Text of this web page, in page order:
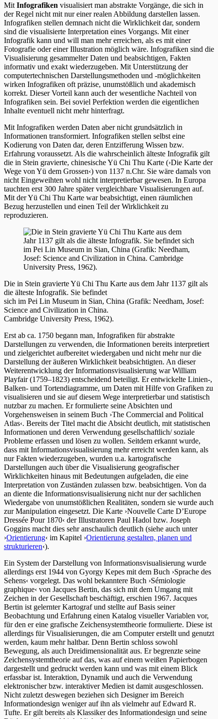
Mit Infografiken visualisiert man abstrakte Vorgänge, die sich in
der Regel nicht mit nur einer realen Abbildung darstellen lassen.
Infografiken stellen demnach nicht die Wirklichkeit dar, sondern
sind die visualisierte Interpretation eines Vorgangs. Mit einer
Infografik kann und will man mehr erreichen, als es mit einer
Fotografie oder einer Illustration möglich wäre. Infografiken sind die
Visualisierung gesammelter Daten und beabsichtigen, Fakten
informativ und exakt wiederzugeben. Mit Unterstützung der
computertechnischen Darstellungsmethoden und -möglichkeiten
wirken Infografiken oft präzise, unumstößlich und akademisch
korrekt. Dieser Vorteil kann auch der wesentliche Nachteil von
Infografiken sein. Bei soviel Perfektion werden die eigentlichen
Inhalte eventuell nicht mehr hinterfragt.
Mit Infografiken werden Daten aber nicht grundsätzlich in
Informationen transformiert. Infografiken stellen selbst eine
Kodierung von Daten dar, deren Entzifferung Wissen bzw.
Erfahrung voraussetzt. Als die wahrscheinlich älteste Infografik gilt
die in Stein gravierte, chinesische Yü Chi Thu Karte (›Die Karte der
Wege von Yü dem Grossen‹) von 1137 n.Chr. Sie wäre damals von
nicht Eingeweihten wohl nicht interpretierbar gewesen. In Europa
tauchten erst 300 Jahre später vergleichbare Visualisierungen auf.
Mit der Yü Chi Thu Karte war beabsichtigt, einen räumlichen
Bezug herzustellen und einen Teil der Wirklichkeit zu
reproduzieren.
Die in Stein gravierte Yü Chi Thu Karte aus dem Jahr 1137 gilt als
die älteste Infografik. Sie befindet
sich im Pei Lin Museum in Sian, China (Grafik: Needham, Josef:
Science and Civilization in China.
Cambridge University Press, 1962).
Erst ab ca. 1750 begann man, Infografiken für abstrakte
Darstellungen zu verwenden, die Informationen bereits interpretiert
und zielgerichtet aufbereitet wiedergaben und nicht mehr nur die
Darstellung der äußeren Wirklichkeit beabsichtigten. An dieser
Weiterentwicklung der Informationsvisualisierung war William
Playfair (1759–1823) entscheidend beteiligt. Er entwickelte Linien-,
Balken- und Tortendiagramme, um Daten mit Hilfe von Grafiken zu
visualisieren und sie auf diesem Wege interpretierbar und statistisch
nutzbar zu machen. Er formulierte seine Absichten und
Vorgehensweisen in seinem Buch ›The Commercial and Political
Atlas‹. Bereits der Titel macht die Absicht deutlich, mit statistischen
Informationen und deren Verwendung gesellschaftlich/ soziale
Probleme erfassen und lösen zu wollen. Seitdem erkannt wurde,
dass mit Informationsvisualisierung mehr erreicht werden kann, als
nur Fakten wiederzugeben, wurden u.a. kartografische
Darstellungen auch über die Visualisierung geografischer
Wirklichkeiten hinaus mit Bedeutungen aufgeladen, die eine
Interpretation von Zuständen zulassen bzw. beabsichtigen. Von da
an diente die Informationsvisualisierung nicht nur der sachlichen
Wiedergabe von unumstößlichen Realitäten, sondern sie wurde auch
zur Manipulation eingesetzt. Die Karte ›Nouvelle Carte D’Europe
Dressée Pour 1870‹ der Illustratoren Paul Hadol bzw. Joseph
Goggins macht dies sehr anschaulich deutlich (siehe auch unter
›Orientierung‹ im Kapitel ›Orientierung gestalten, planen und
strukturieren‹).
Ein System der Darstellung von Informationsvisualisierung wurde
allerdings erst 1944 von Gyorgy Kepes mit dem Buch ›Sprache des
Sehens‹ vorgelegt. Das wohl bekanntere Buch ›Sémiologie
graphique‹ von Jacques Bertin, das sich mit dem Umgang mit
Zeichen in der Gesellschaft beschäftigt, erschien 1967. Jacques
Bertin ist gelernter Kartograf und stellte auf Basis seiner
Beobachtung und Erfahrung einen Katalog visueller Variablen vor,
für den er eine grafische Zeichensystemtheorie formulierte. Diese ist
allerdings für Visualisierungen, die am Computer erstellt und genutzt
werden, kaum mehr haltbar. Denn Bertin schloss sowohl
Bewegung, als auch Dreidimensionalität aus. Er begrenzte seine
Zeichensystemtheorie auf das, was auf einem weißen Papierbogen
dargestellt und gedruckt werden kann und was mit einem Blick
erfassbar ist. Interaktion, Dynamik und auch die Verwendung
elektronischer bzw. interaktiver Medien ist damit ausgeschlossen.
Nicht zuletzt deswegen beziehen sich Designer im Bereich
Informationdesign weniger auf ihn als vielmehr auf Edward R.
Tufte. Er gilt bereits als Klassiker des Informationdesign und seine